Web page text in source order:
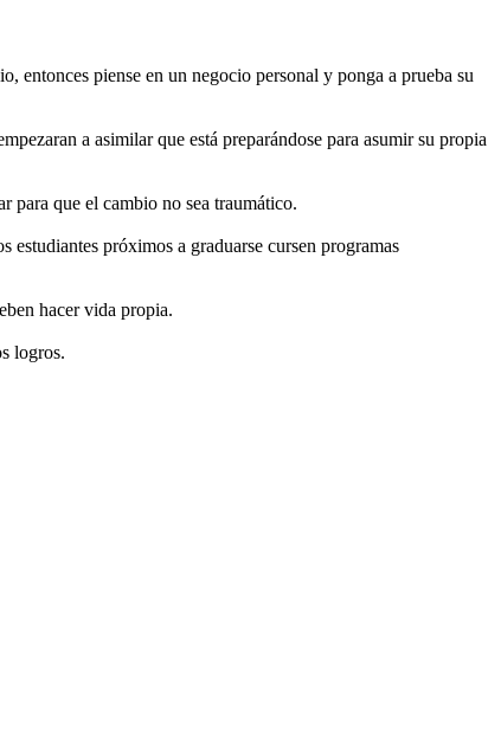
entonces piense en un negocio personal y ponga a prueba su
a asimilar que está preparándose para asumir su propia
para que el cambio no sea traumático.
estudiantes próximos a graduarse cursen programas
hacer vida propia.
logros.